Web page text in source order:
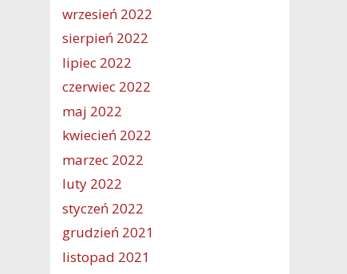
wrzesień 2022
sierpień 2022
lipiec 2022
czerwiec 2022
maj 2022
kwiecień 2022
marzec 2022
luty 2022
styczeń 2022
grudzień 2021
listopad 2021